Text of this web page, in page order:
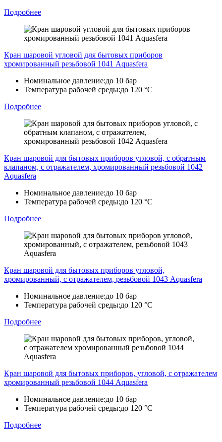
Подробнее
Кран шаровой угловой для бытовых приборов
хромированный резьбовой 1041 Aquasfera
Номинальное давление:до 10 бар
Температура рабочей среды:до 120 °C
Подробнее
Кран шаровой для бытовых приборов угловой, с обратным
клапаном, с отражателем, хромированный резьбовой 1042
Aquasfera
Номинальное давление:до 10 бар
Температура рабочей среды:до 120 °C
Подробнее
Кран шаровой для бытовых приборов угловой,
хромированный, с отражателем, резьбовой 1043 Aquasfera
Номинальное давление:до 10 бар
Температура рабочей среды:до 120 °C
Подробнее
Кран шаровой для бытовых приборов, угловой, с отражателем
хромированный резьбовой 1044 Aquasfera
Номинальное давление:до 10 бар
Температура рабочей среды:до 120 °C
Подробнее